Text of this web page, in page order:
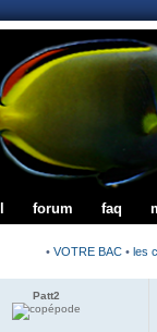
forum faq
• VOTRE BAC • les
Patt2